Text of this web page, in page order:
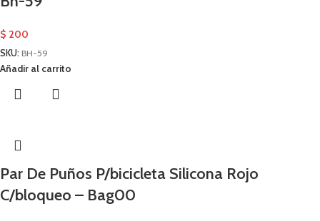
$ 200
SKU: BH-59
Añadir al carrito
Par De Puños P/bicicleta Silicona Rojo
C/bloqueo – Bag00